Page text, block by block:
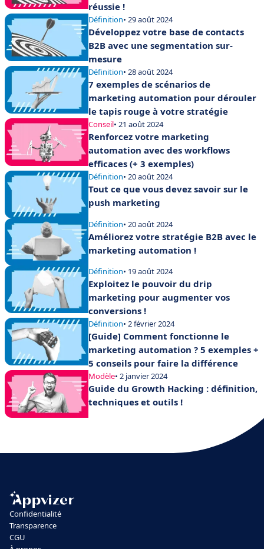
réussie !
Définition• 29 août 2024
Développez votre base de contacts
B2B avec une segmentation sur-
mesure
Définition• 28 août 2024
7 exemples de scénarios de
marketing automation pour dérouler
le tapis rouge à votre stratégie
Conseil• 21 août 2024
Renforcez votre marketing
automation avec des workflows
efficaces (+ 3 exemples)
Définition• 20 août 2024
Tout ce que vous devez savoir sur le
push marketing
Définition• 20 août 2024
Améliorez votre stratégie B2B avec le
marketing automation !
Définition• 19 août 2024
Exploitez le pouvoir du drip
marketing pour augmenter vos
conversions !
Définition• 2 février 2024
[Guide] Comment fonctionne le
marketing automation ? 5 exemples +
5 conseils pour faire la différence
Modèle• 2 janvier 2024
Guide du Growth Hacking : définition,
techniques et outils !
Confidentialité
Transparence
CGU